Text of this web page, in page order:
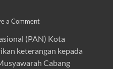
a Comment
(PAN) Kota
keterangan kepada
Cabang